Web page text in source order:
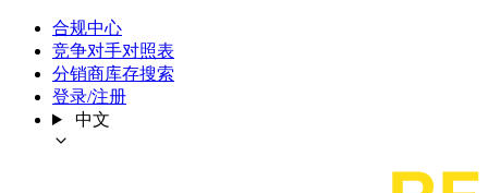
合规中心
竞争对手对照表
分销商库存搜索
登录/注册
中文